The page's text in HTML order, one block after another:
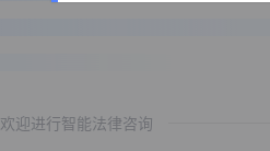
欢迎进行智能法律咨询